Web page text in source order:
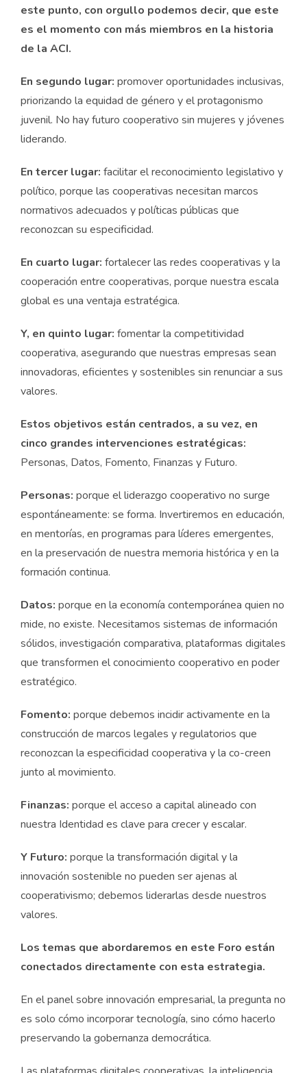
este punto, con orgullo podemos decir, que este
es el momento con más miembros en la historia
de la ACI.
En segundo lugar: promover oportunidades inclusivas,
priorizando la equidad de género y el protagonismo
juvenil. No hay futuro cooperativo sin mujeres y jóvenes
liderando.
En tercer lugar: facilitar el reconocimiento legislativo y
político, porque las cooperativas necesitan marcos
normativos adecuados y políticas públicas que
reconozcan su especificidad.
En cuarto lugar: fortalecer las redes cooperativas y la
cooperación entre cooperativas, porque nuestra escala
global es una ventaja estratégica.
Y, en quinto lugar: fomentar la competitividad
cooperativa, asegurando que nuestras empresas sean
innovadoras, eficientes y sostenibles sin renunciar a sus
valores.
Estos objetivos están centrados, a su vez, en
cinco grandes intervenciones estratégicas:
Personas, Datos, Fomento, Finanzas y Futuro.
Personas: porque el liderazgo cooperativo no surge
espontáneamente: se forma. Invertiremos en educación,
en mentorías, en programas para líderes emergentes,
en la preservación de nuestra memoria histórica y en la
formación continua.
Datos: porque en la economía contemporánea quien no
mide, no existe. Necesitamos sistemas de información
sólidos, investigación comparativa, plataformas digitales
que transformen el conocimiento cooperativo en poder
estratégico.
Fomento: porque debemos incidir activamente en la
construcción de marcos legales y regulatorios que
reconozcan la especificidad cooperativa y la co-creen
junto al movimiento.
Finanzas: porque el acceso a capital alineado con
nuestra Identidad es clave para crecer y escalar.
Y Futuro: porque la transformación digital y la
innovación sostenible no pueden ser ajenas al
cooperativismo; debemos liderarlas desde nuestros
valores.
Los temas que abordaremos en este Foro están
conectados directamente con esta estrategia.
En el panel sobre innovación empresarial, la pregunta no
es solo cómo incorporar tecnología, sino cómo hacerlo
preservando la gobernanza democrática.